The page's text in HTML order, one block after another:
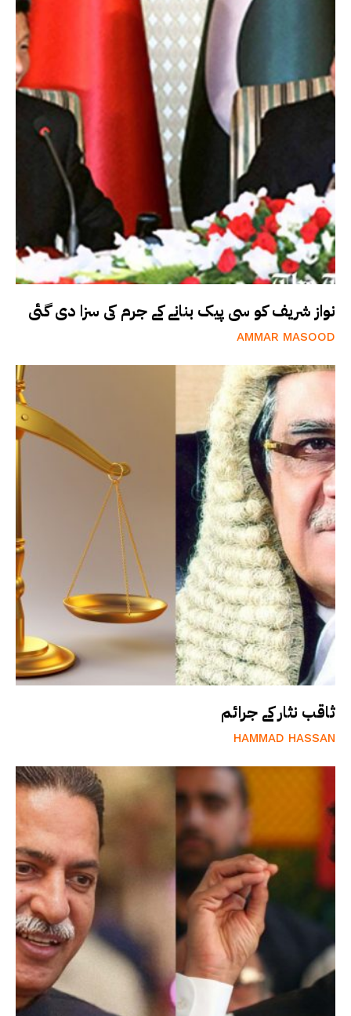
نواز شریف کو سی پیک بنانے کے جرم کی سزا دی گئی
AMMAR MASOOD
ثاقب نثار کے جرائم
HAMMAD HASSAN